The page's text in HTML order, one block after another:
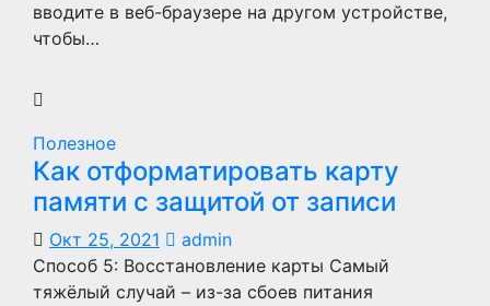
вводите в веб-браузере на другом устройстве,
чтобы…
Полезное
Как отформатировать карту
памяти с защитой от записи
Окт 25, 2021
admin
Способ 5: Восстановление карты Самый
тяжёлый случай – из-за сбоев питания